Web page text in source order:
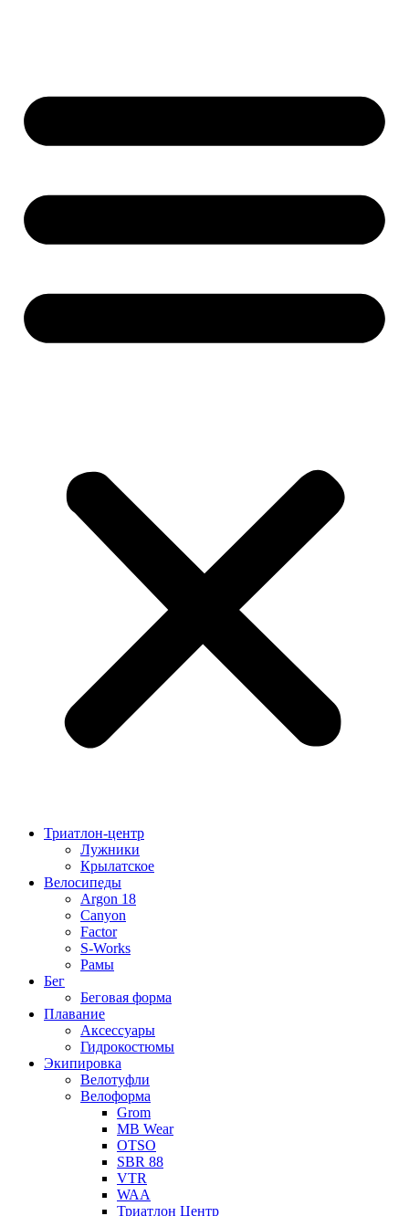
Триатлон-центр
Лужники
Крылатское
Велосипеды
Argon 18
Canyon
Factor
S-Works
Рамы
Бег
Беговая форма
Плавание
Аксессуары
Гидрокостюмы
Экипировка
Велотуфли
Велоформа
Grom
MB Wear
OTSO
SBR 88
VTR
WAA
Триатлон Центр